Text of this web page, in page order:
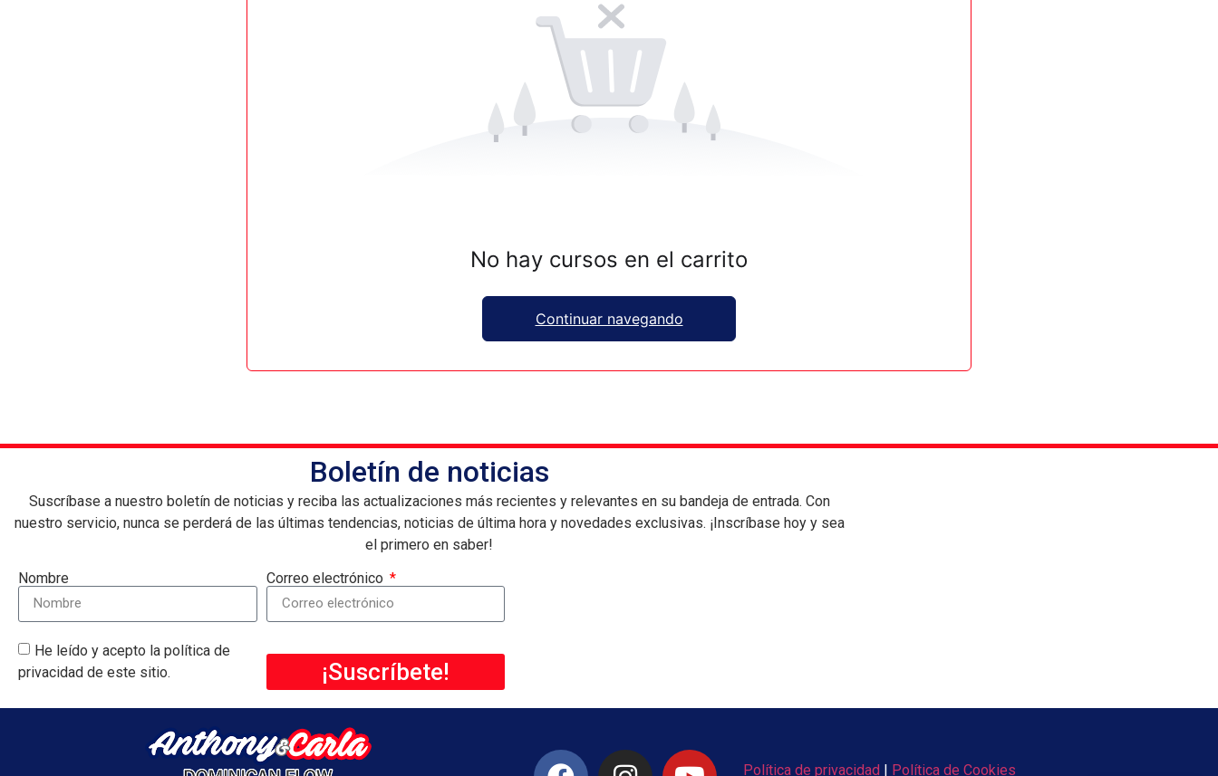
No hay cursos en el carrito
Continuar navegando
Boletín de noticias
Suscríbase a nuestro boletín de noticias y reciba las actualizaciones más recientes y relevantes en su bandeja de entrada. Con
nuestro servicio, nunca se perderá de las últimas tendencias, noticias de última hora y novedades exclusivas. ¡Inscríbase hoy y sea
el primero en saber!
Nombre
Correo electrónico
He leído y acepto la política de
privacidad de este sitio.
¡Suscríbete!
Política de privacidad| Política de Cookies